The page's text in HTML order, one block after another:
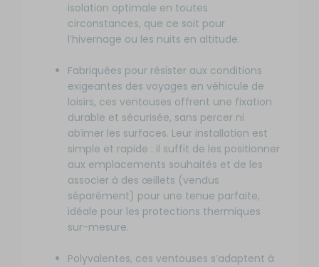
isolation optimale en toutes
circonstances, que ce soit pour
l’hivernage ou les nuits en altitude.
Fabriquées pour résister aux conditions
exigeantes des voyages en véhicule de
loisirs, ces ventouses offrent une fixation
durable et sécurisée, sans percer ni
abîmer les surfaces. Leur installation est
simple et rapide : il suffit de les positionner
aux emplacements souhaités et de les
associer à des œillets (vendus
séparément) pour une tenue parfaite,
idéale pour les protections thermiques
sur-mesure.
Polyvalentes, ces ventouses s’adaptent à